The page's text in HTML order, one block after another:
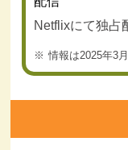
Netflixにて独占
情報は2025年3